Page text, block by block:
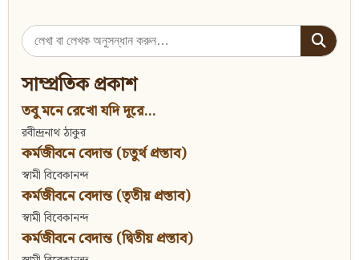
Search
for:
সাম্প্রতিক প্রকাশ
তবু মনে রেখো যদি দূরে...
রবীন্দ্রনাথ ঠাকুর
কর্মজীবনে বেদান্ত (চতুর্থ প্রস্তাব)
স্বামী বিবেকানন্দ
কর্মজীবনে বেদান্ত (তৃতীয় প্রস্তাব)
স্বামী বিবেকানন্দ
কর্মজীবনে বেদান্ত (দ্বিতীয় প্রস্তাব)